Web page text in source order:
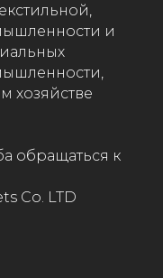
и
хозяйстве
обращаться к
Co. LTD